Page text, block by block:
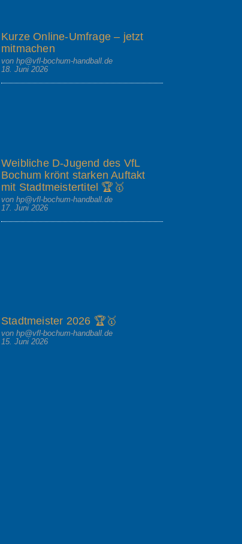
Kurze Online-Umfrage – jetzt
mitmachen
von hp@vfl-bochum-handball.de
18. Juni 2026
Weibliche D-Jugend des VfL
Bochum krönt starken Auftakt
mit Stadtmeistertitel 🏆🥇
von hp@vfl-bochum-handball.de
17. Juni 2026
Stadtmeister 2026 🏆🥇
von hp@vfl-bochum-handball.de
15. Juni 2026